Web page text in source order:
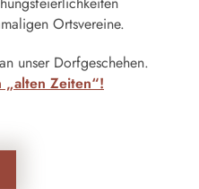
Ortsvereine.
unser Dorfgeschehen.
Zeiten“!